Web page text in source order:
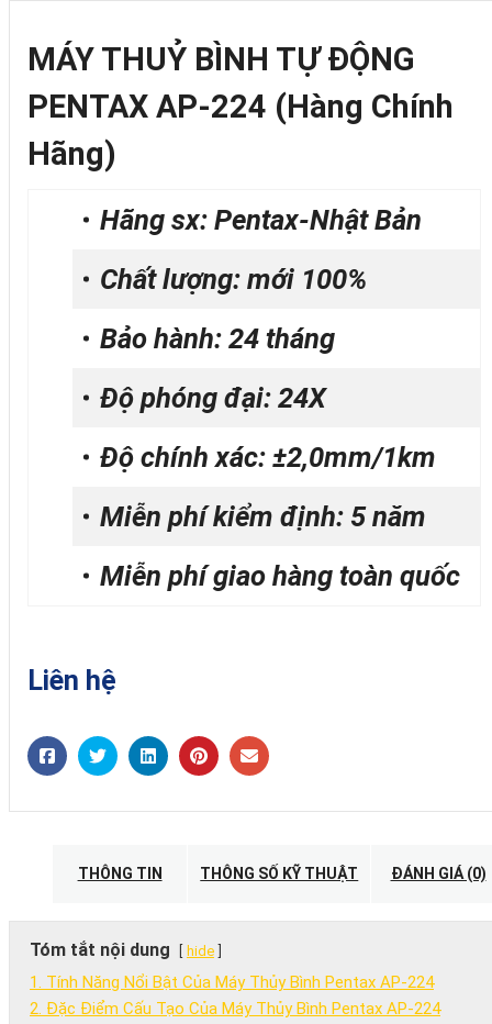
MÁY THUỶ BÌNH TỰ ĐỘNG
PENTAX AP-224 (Hàng Chính
Hãng)
Hãng sx: Pentax-Nhật Bản
Chất lượng: mới 100%
Bảo hành: 24 tháng
Độ phóng đại: 24X
Độ chính xác: ±2,0mm/1km
Miễn phí kiểm định: 5 năm
Miễn phí giao hàng toàn quốc
Liên hệ
THÔNG TIN THÔNG SỐ KỸ THUẬT ĐÁNH GIÁ (0)
Tóm tắt nội dung hide
1. Tính Năng Nổi Bật Của Máy Thủy Bình Pentax AP-224
2. Đặc Điểm Cấu Tạo Của Máy Thủy Bình Pentax AP-224